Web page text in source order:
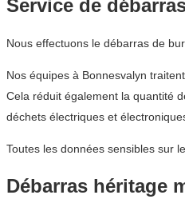
Service de
Nous effectuons le débarras de
Nos équipes à Bonnesvalyn
Cela réduit également la quantité
déchets électriques et
Toutes les données sensibles sur
Débarras héritage